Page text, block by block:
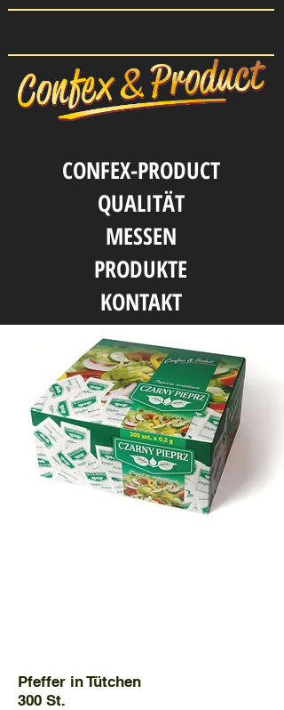
QUALITӒT
CONFEX-PRODUCT
MESSEN
PRODUKTE
KONTAKT
Pfeffer in Tütchen
300 St.